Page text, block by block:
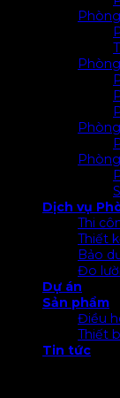
Dịch vụ
Thi
Thiết
Bảo
Đo
Dự án
Sản phẩm
Điều
Thiết
Tin tức